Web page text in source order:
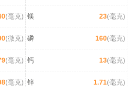
(毫克) 镁 23(毫克)
(微克) 磷 160(毫克)
(毫克) 钙 13(毫克)
(毫克) 锌 1.71(毫克)